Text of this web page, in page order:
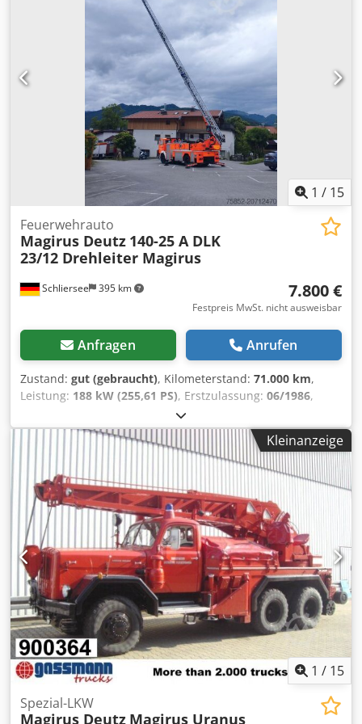
Gerne nehmen wir Ihr Fahrzeug in Zahlung. Finanzierung /
Leasing auch ohne Anzahlung möglich! Sie haben noch
Fragen? Wir beraten Sie gern!
1 / 15
Schliersee 395 km
Feuerwehrauto
Magirus Deutz 140-25 A DLK
23/12 Drehleiter Magirus
7.800 €
Festpreis MwSt. nicht ausweisbar
Anfragen Anrufen
Zustand: gut (gebraucht), Kilometerstand: 71.000 km,
Leistung: 188 kW (255,61 PS), Erstzulassung: 06/1986,
, Leergewicht:
Gesamtgewicht:14.000 kg, Kraftstoff:Diesel, Getriebetyp:
mechanisch
, Betriebsstunden:1.225 h
, Magirus Drehleiter
DLK 23/12, Baujahr: 1986, ohne Korb! Betriebsstunden:
1225, letzte Überprüfung bei 1197 Betriebsstunden (vor 28
BH) Gesamtgewicht 14 t, Leergewicht 13,295 t, Schwingsitz,
Differential Sperre, Schleuderketten, Servo, ABS, deutsche
Zulassung km-Stand lt. Tacho Fahrzeug wird bevorzugt an
Gewerbetreibende oder Export verkauft, Privat unter
Vorbehalt Verkauf ohne Garantie Die vorgenannten
Angaben sind unverbindlich, Irrtümer/ Änderungen und
Zwischenverkauf unter Vorbehalt! Crodpfx Asx Eda Aoivof
Telefon: 08026/2188
Kleinanzeige
1 / 15
Spezial-LKW
Magirus Deutz Magirus Uranus